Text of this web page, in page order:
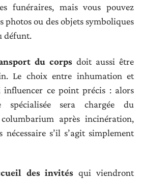
funéraires, mais vous pouvez
photos ou des objets symboliques
défunt.
du corps doit aussi être
Le choix entre inhumation et
ce point précis : alors
spécialisée sera chargée du
après incinération,
nécessaire s’il s’agit simplement
des invités qui viendront